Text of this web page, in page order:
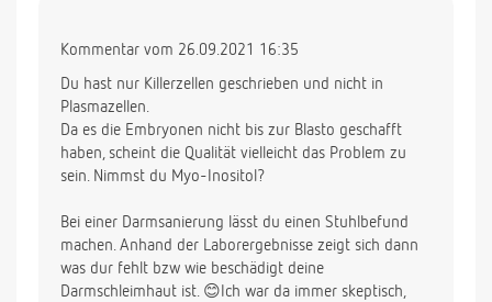
Kommentar vom 26.09.2021 16:35
Du hast nur Killerzellen geschrieben und nicht in
Plasmazellen.
Da es die Embryonen nicht bis zur Blasto geschafft
haben, scheint die Qualität vielleicht das Problem zu
sein. Nimmst du Myo-Inositol?
Bei einer Darmsanierung lässt du einen Stuhlbefund
machen. Anhand der Laborergebnisse zeigt sich dann
was dur fehlt bzw wie beschädigt deine
Darmschleimhaut ist. 😊Ich war da immer skeptisch,